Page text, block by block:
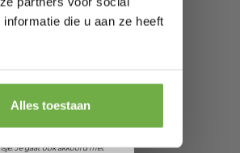
die u aan ze heeft
Alles toestaan
je jarig bent
Je gaat ook akkoord met